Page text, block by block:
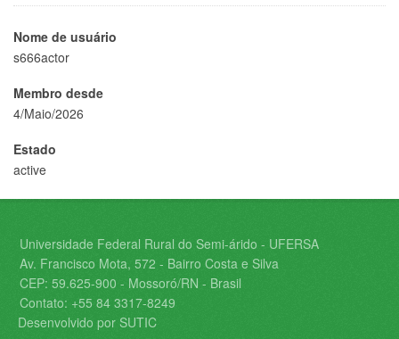
Nome de usuário
s666actor
Membro desde
4/Maio/2026
Estado
active
Universidade Federal Rural do Semi-árido - UFERSA
Av. Francisco Mota, 572 - Bairro Costa e Silva
CEP: 59.625-900 - Mossoró/RN - Brasil
Contato: +55 84 3317-8249
Desenvolvido por SUTIC